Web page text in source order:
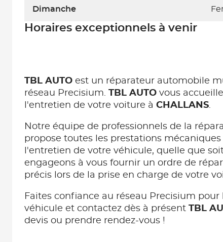
Dimanche
Horaires exceptionnels à venir
TBL AUTO est un réparateur automobile
réseau Precisium. TBL AUTO vous
l'entretien de votre voiture à CHALLANS.
Notre équipe de professionnels de la
propose toutes les prestations
l'entretien de votre véhicule, quelle que
engageons à vous fournir un ordre de
précis lors de la prise en charge de votre
Faites confiance au réseau Precisium
véhicule et contactez dès à présent TBL
devis ou prendre rendez-vous !